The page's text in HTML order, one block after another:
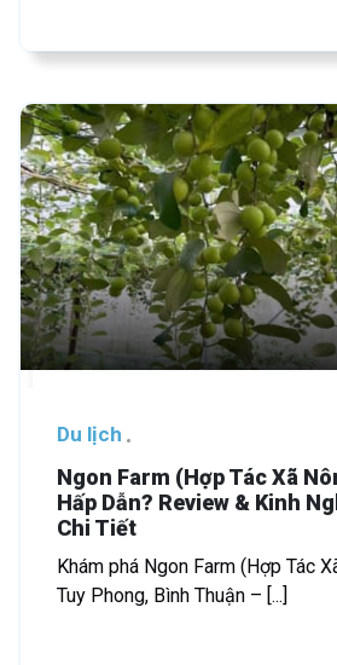
Du lịch
Ngon Farm (Hợp Tác Xã
Hấp Dẫn? Review & Kinh
Chi Tiết
Khám phá Ngon Farm (Hợp Tác
Tuy Phong, Bình Thuận – [...]